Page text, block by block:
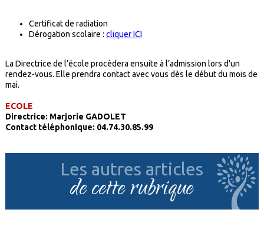
Certificat de radiation
Dérogation scolaire : cliquer ICI
La Directrice de l’école procèdera ensuite à l’admission lors d'un
rendez-vous. Elle prendra contact avec vous dès le début du mois de
mai.
ECOLE
Directrice: Marjorie GADOLET
Contact téléphonique: 04.74.30.85.99
Les autres articles
de cette rubrique